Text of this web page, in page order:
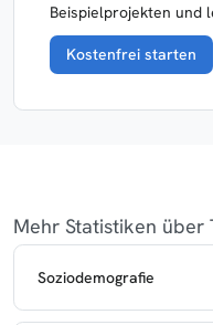
Beispielprojekten und
Kostenfrei starten
Mehr Statistiken über
Soziodemografie